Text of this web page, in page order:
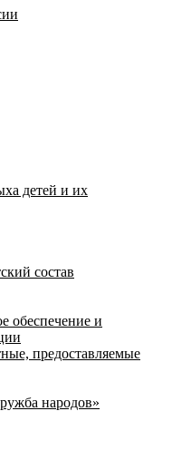
детей и их
состав
обеспечение и
предоставляемые
народов»